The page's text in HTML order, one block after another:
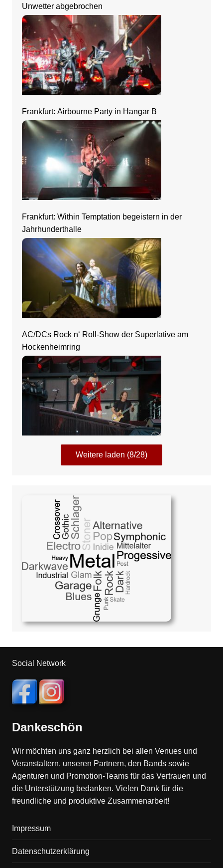
Unwetter abgebrochen
Frankfurt: Airbourne Party in Hangar B
Frankfurt: Within Temptation begeistern in der
Jahrhunderthalle
AC/DCs Rock n‘ Roll-Show der Superlative am
Hockenheimring
Weitere laden (8/28)
Social Network
Dankeschön
Wir möchten uns ganz herzlich bei allen Venues und
Veranstaltern, unseren Partnern, den Bands sowie
Agenturen und Promotion-Teams für das Vertrauen und
die Unterstützung bedanken. Vielen Dank für die
freundliche und produktive Zusammenarbeit!
Impressum
Datenschutzerklärung